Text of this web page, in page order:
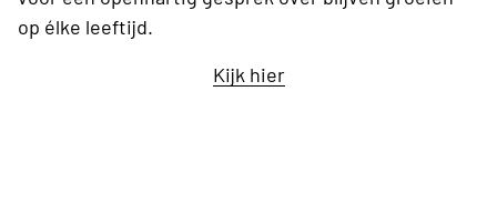
op élke leeftijd.
Kijk hier